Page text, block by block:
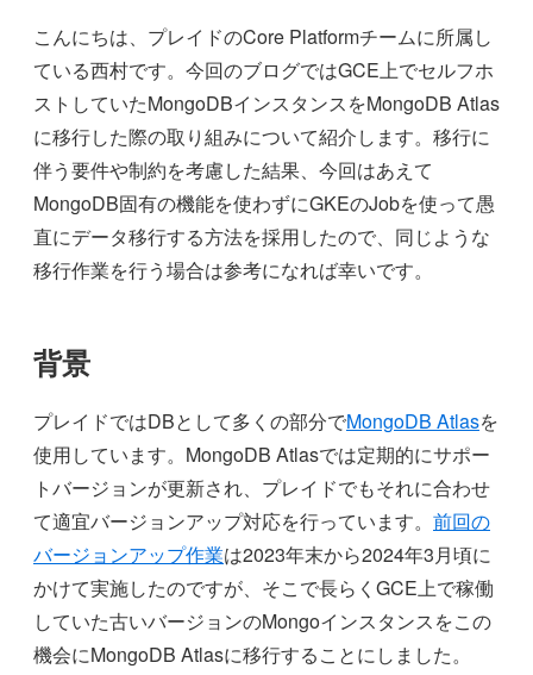
こんにちは、プレイドのCore Platformチームに所属し
ている西村です。今回のブログではGCE上でセルフホ
ストしていたMongoDBインスタンスをMongoDB Atlas
に移行した際の取り組みについて紹介します。移行に
伴う要件や制約を考慮した結果、今回はあえて
MongoDB固有の機能を使わずにGKEのJobを使って愚
直にデータ移行する方法を採用したので、同じような
移行作業を行う場合は参考になれば幸いです。
背景
プレイドではDBとして多くの部分でMongoDB Atlasを
使用しています。MongoDB Atlasでは定期的にサポー
トバージョンが更新され、プレイドでもそれに合わせ
て適宜バージョンアップ対応を行っています。 前回の
バージョンアップ作業は2023年末から2024年3月頃に
かけて実施したのですが、そこで長らくGCE上で稼働
していた古いバージョンのMongoインスタンスをこの
機会にMongoDB Atlasに移行することにしました。